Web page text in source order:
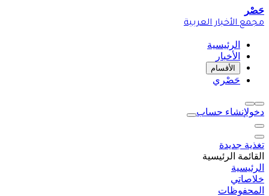
حَصْر
مجمع الأخبار العربية
الرئيسية
الأخبار
الأقسام
حَصْري
دخولإنشاء حساب
تغذية جديدة
القائمة الرئيسية
الرئيسية
خلاصاتي
المحفوظات